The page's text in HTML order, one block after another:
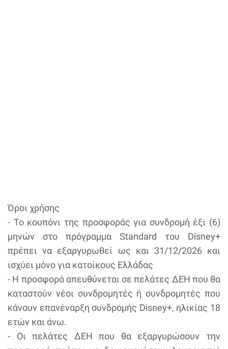
Όροι χρήσης
- Το κουπόνι της προσφοράς για συνδρομή έξι (6)
μηνών στο πρόγραμμα Standard του Disney+
πρέπει να εξαργυρωθεί ως και 31/12/2026 και
ισχύει μόνο για κατοίκους Ελλάδας
- Η προσφορά απευθύνεται σε πελάτες ΔΕΗ που θα
καταστούν νέοι συνδρομητές ή συνδρομητές που
κάνουν επανέναρξη συνδρομής Disney+, ηλικίας 18
ετών και άνω.
- Οι πελάτες ΔΕΗ που θα εξαργυρώσουν την